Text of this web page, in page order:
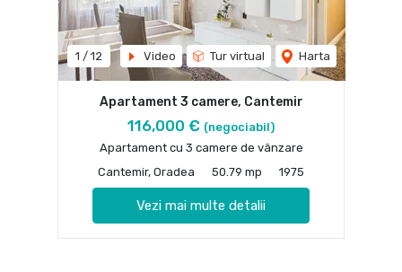
1 / 12 Video Tur virtual Harta
Apartament 3 camere, Cantemir
116,000 € (negociabil)
Apartament cu 3 camere de vânzare
Cantemir, Oradea
50.79 mp 1975
Vezi mai multe detalii